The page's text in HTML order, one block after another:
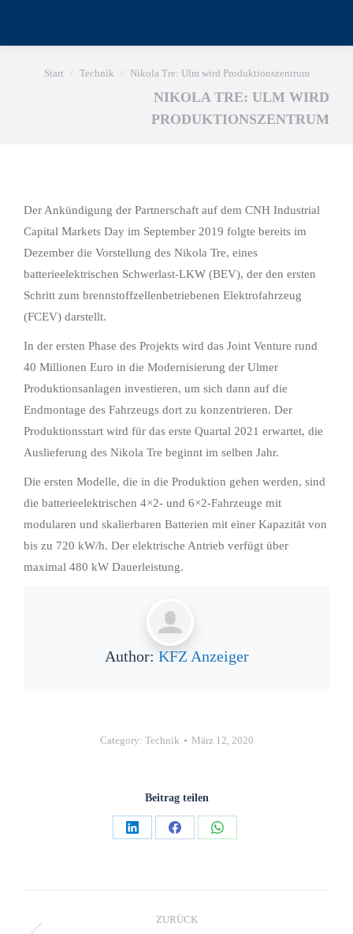
Sie befinden sich hier:
Start Technik Nikola Tre: Ulm wird Produktionszentrum
NIKOLA TRE: ULM WIRD
PRODUKTIONSZENTRUM
Der Ankündigung der Partnerschaft auf dem CNH Industrial
Capital Markets Day im September 2019 folgte bereits im
Dezember die Vorstellung des Nikola Tre, eines
batterieelektrischen Schwerlast-LKW (BEV), der den ersten
Schritt zum brennstoffzellenbetriebenen Elektrofahrzeug
(FCEV) darstellt.
In der ersten Phase des Projekts wird das Joint Venture rund
40 Millionen Euro in die Modernisierung der Ulmer
Produktionsanlagen investieren, um sich dann auf die
Endmontage des Fahrzeugs dort zu konzentrieren. Der
Produktionsstart wird für das erste Quartal 2021 erwartet, die
Auslieferung des Nikola Tre beginnt im selben Jahr.
Die ersten Modelle, die in die Produktion gehen werden, sind
die batterieelektrischen 4×2- und 6×2-Fahrzeuge mit
modularen und skalierbaren Batterien mit einer Kapazität von
bis zu 720 kW/h. Der elektrische Antrieb verfügt über
maximal 480 kW Dauerleistung.
Author: KFZ Anzeiger
Category: Technik März 12, 2020
Beitrag teilen
ZURÜCK